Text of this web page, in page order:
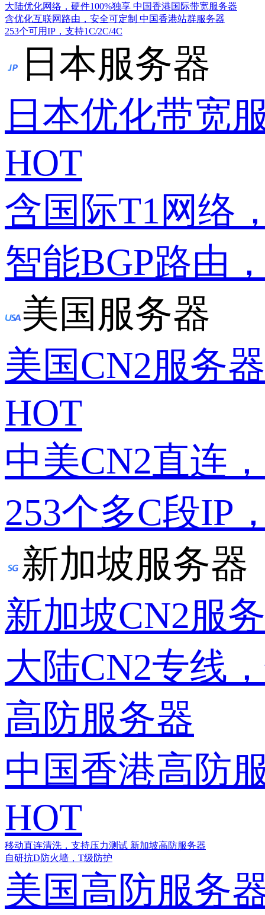
大陆优化网络，硬件100%独享 中国香港国际带宽服务器
含优化互联网路由，安全可定制 中国香港站群服务器
253个可用IP，支持1C/2C/4C
日本服务器
日本优化带宽
HOT
含国际T1网络
智能BGP路由
美国服务器
美国CN2服务器
HOT
中美CN2直连
253个多C段IP
新加坡服务器
新加坡CN2服
大陆CN2专线
高防服务器
中国香港高防
HOT
移动直连清洗，支持压力测试 新加坡高防服务器
自研抗D防火墙，T级防护
美国高防服务